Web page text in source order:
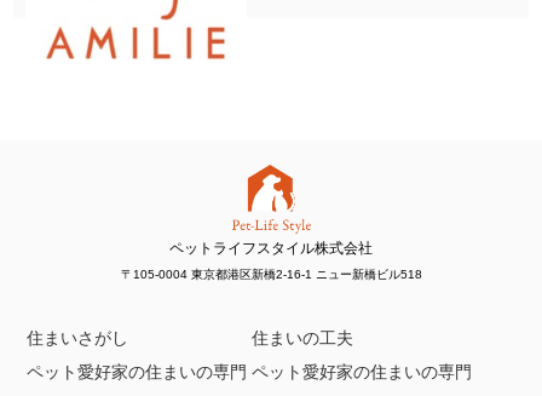
ペットライフスタイル株式会社
〒105-0004 東京都港区新橋2-16-1 ニュー新橋ビル518
住まいさがし
住まいの工夫
ペット愛好家の住まいの専門 ペット愛好家の住まいの専門